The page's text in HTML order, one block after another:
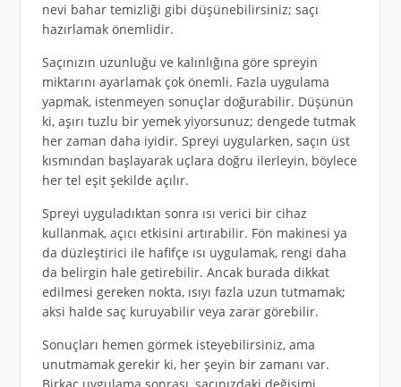
nevi bahar temizliği gibi düşünebilirsiniz; saçı
hazırlamak önemlidir.
Saçınızın uzunluğu ve kalınlığına göre spreyin
miktarını ayarlamak çok önemli. Fazla uygulama
yapmak, istenmeyen sonuçlar doğurabilir. Düşünün
ki, aşırı tuzlu bir yemek yiyorsunuz; dengede tutmak
her zaman daha iyidir. Spreyi uygularken, saçın üst
kısmından başlayarak uçlara doğru ilerleyin, böylece
her tel eşit şekilde açılır.
Spreyi uyguladıktan sonra ısı verici bir cihaz
kullanmak, açıcı etkisini artırabilir. Fön makinesi ya
da düzleştirici ile hafifçe ısı uygulamak, rengi daha
da belirgin hale getirebilir. Ancak burada dikkat
edilmesi gereken nokta, ısıyı fazla uzun tutmamak;
aksi halde saç kuruyabilir veya zarar görebilir.
Sonuçları hemen görmek isteyebilirsiniz, ama
unutmamak gerekir ki, her şeyin bir zamanı var.